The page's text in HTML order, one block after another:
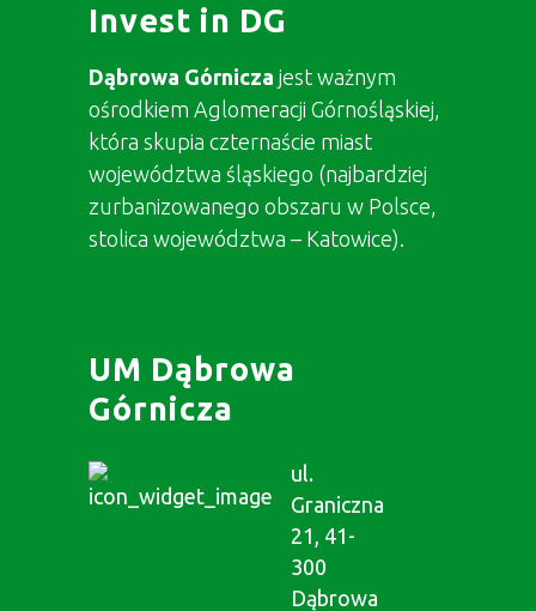
Invest in DG
Dąbrowa Górnicza jest ważnym
ośrodkiem Aglomeracji Górnośląskiej,
która skupia czternaście miast
województwa śląskiego (najbardziej
zurbanizowanego obszaru w Polsce,
stolica województwa – Katowice).
UM Dąbrowa
Górnicza
ul.
Graniczna
21, 41-
300
Dąbrowa